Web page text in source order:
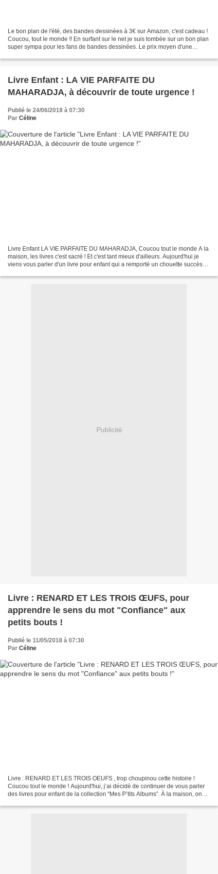
Le bon plan de l'été, des bandes dessinées à 3€ sur Amazon, c'est cadeau !
Coucou, tout le monde !! En surfant sur le net je suis tombée sur un bon plan
super sympa pour les fans de bandes dessinées. Le prix moyen d'une
Livre Enfant : LA VIE PARFAITE DU
MAHARADJA, à découvrir de toute urgence !
Publié le 24/06/2018 à 07:30
Par Céline
Livre Enfant LA VIE PARFAITE DU MAHARADJA, Coucou tout le monde A la
maison, les livres c'est sacré ! Et c'est tant mieux d'ailleurs. Aujourd'hui je
viens vous parler d'un livre pour enfant qui a remporté un chouette succès
Publicité
Livre : RENARD ET LES TROIS ŒUFS, pour
apprendre le sens du mot "Confiance" aux
petits bouts !
Publié le 11/05/2018 à 07:30
Par Céline
Livre : RENARD ET LES TROIS OEUFS , trop choupinou cette histoire !
Coucou tout le monde ! Aujourd'hui, j’ai décidé de continuer de vous parler
des livres pour enfant de la collection “Mes P’tits Albums”. À la maison, on